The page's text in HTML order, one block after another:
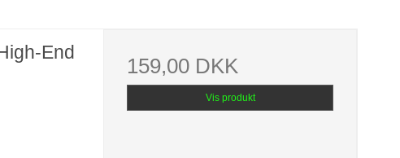
End
159,00 DKK
Vis produkt